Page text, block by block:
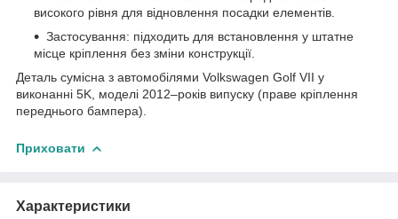
високого рівня для відновлення посадки елементів.
Застосування: підходить для встановлення у штатне
місце кріплення без зміни конструкції.
Деталь сумісна з автомобілями Volkswagen Golf VII у
виконанні 5K, моделі 2012–років випуску (праве кріплення
переднього бампера).
Приховати
Характеристики